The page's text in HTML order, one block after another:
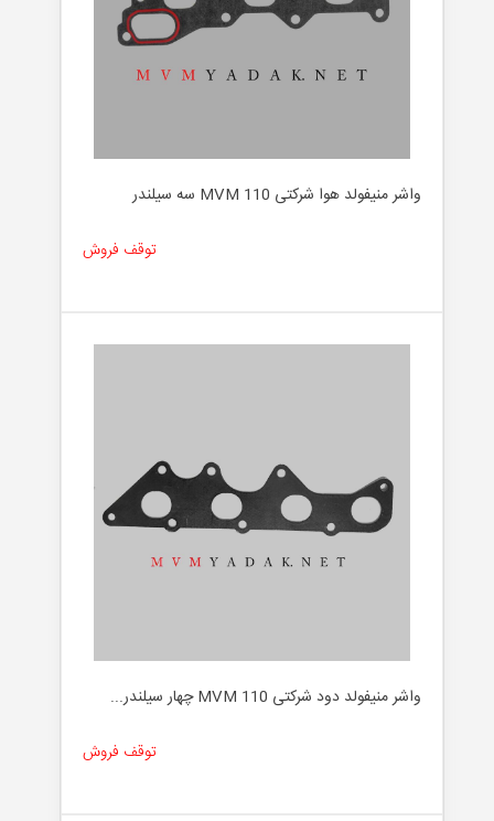
واشر منیفولد هوا شرکتی MVM 110 سه سیلندر
توقف فروش
واشر منیفولد دود شرکتی MVM 110 چهار سیلندر...
توقف فروش